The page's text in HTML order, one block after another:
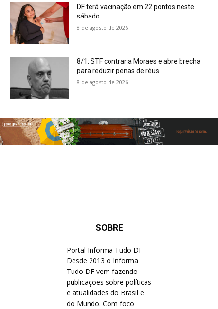
DF terá vacinação em 22 pontos neste
sábado
8 de agosto de 2026
8/1: STF contraria Moraes e abre brecha
para reduzir penas de réus
8 de agosto de 2026
SOBRE
Portal Informa Tudo DF
Desde 2013 o Informa
Tudo DF vem fazendo
publicações sobre políticas
e atualidades do Brasil e
do Mundo. Com foco